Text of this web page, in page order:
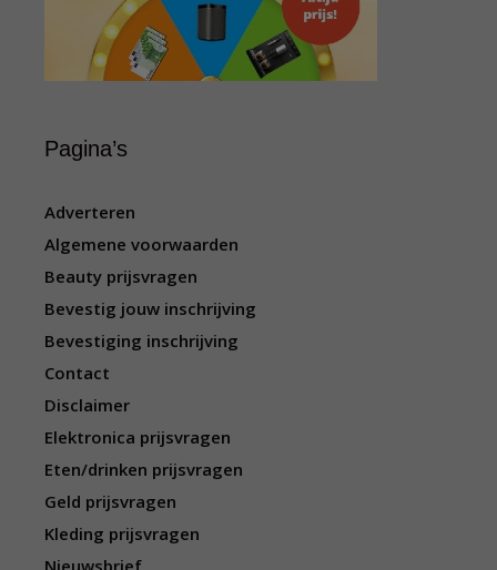
Pagina’s
Adverteren
Algemene voorwaarden
Beauty prijsvragen
Bevestig jouw inschrijving
Bevestiging inschrijving
Contact
Disclaimer
Elektronica prijsvragen
Eten/drinken prijsvragen
Geld prijsvragen
Kleding prijsvragen
Nieuwsbrief